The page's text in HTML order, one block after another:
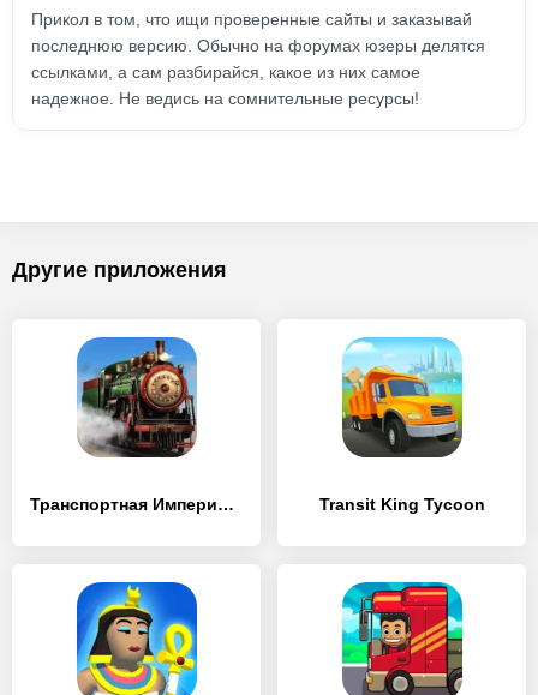
Прикол в том, что ищи проверенные сайты и заказывай
последнюю версию. Обычно на форумах юзеры делятся
ссылками, а сам разбирайся, какое из них самое
надежное. Не ведись на сомнительные ресурсы!
Другие приложения
Транспортная Империя – Tycoon Transit King Tycoon